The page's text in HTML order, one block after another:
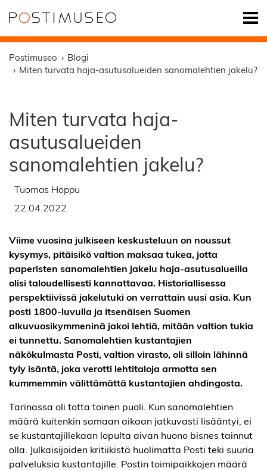
Postimuseo
Blogi
Miten turvata haja-asutusalueiden sanomalehtien jakelu?
Miten turvata haja-
asutusalueiden
sanomalehtien jakelu?
Tuomas Hoppu
22.04.2022
Viime vuosina julkiseen keskusteluun on noussut
kysymys, pitäisikö valtion maksaa tukea, jotta
paperisten sanomalehtien jakelu haja-asutusalueilla
olisi taloudellisesti kannattavaa. Historiallisessa
perspektiivissä jakelutuki on verrattain uusi asia. Kun
posti 1800-luvulla ja itsenäisen Suomen
alkuvuosikymmeninä jakoi lehtiä, mitään valtion tukia
ei tunnettu. Sanomalehtien kustantajien
näkökulmasta Posti, valtion virasto, oli silloin lähinnä
tyly isäntä, joka verotti lehtitaloja armotta sen
kummemmin välittämättä kustantajien ahdingosta.
Tarinassa oli totta toinen puoli. Kun sanomalehtien
määrä kuitenkin samaan aikaan jatkuvasti lisääntyi, ei
se kustantajillekaan lopulta aivan huono bisnes tainnut
olla. Julkaisijoiden kritiikistä huolimatta Posti teki suuria
palveluksia kustantajille. Postin toimipaikkojen määrä